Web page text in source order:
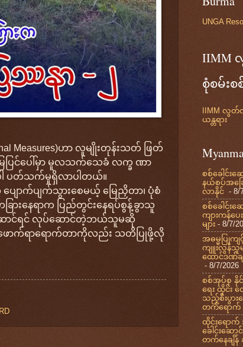
Measures)ဟာ လူမျိုးတုန်းသတ် ဖြတ်
ပြင်ပေါ်မှာ မူလသက်သေခံ လက္ခ ဏာ
ါ ပတ်သက်မှုရှိလာပါတယ်။
ောက်ပျက်သွားစေမယ့် မြေညှိတာ၊ ပုံစံ
ားနေရာက ပြည်တွင်းနေရပ်စွန့်ခွာသူ
ဆောင်ရင် လုပ်ဆောင်တဲ့ဘယ်သူမဆို
းဖောက်ရာရောက်တာကိုလည်း သတိပြုဖို့လို
UNGA
IIMM
စုံစမ်းစ
IIMM လွတ်
ယန္တရား
စစ်ခေါင်းဆ
နယ်စပ်အခြ
လာနိုင် - 8/
စစ်ခေါင်း
ကျားကန်ပ
များ - 8/7/
အဓမ္မပြုက
ကျူးလွန်သူ
ထောင်ဒဏ်ခ
- 8/7/2026
စစ်အုပ်စု နို
ရေး ထိုင်း ထ
သည့်စီးပွား
တက်ရောက်
ထိုင်းရောက်
ခေါင်းဆော
တက်နေချိန်